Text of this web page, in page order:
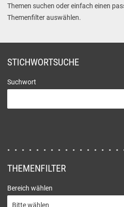
Themen suchen oder einfach einen
Themenfilter auswählen.
STICHWORTSUCHE
Suchwort
THEMENFILTER
Bereich wählen